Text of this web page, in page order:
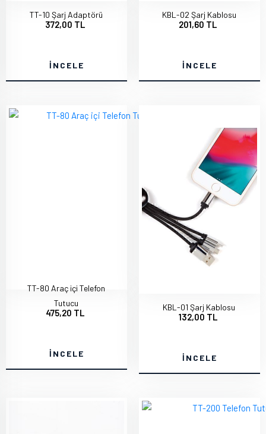
TT-10 Şarj Adaptörü
372,00 TL
İNCELE
KBL-02 Şarj Kablosu
201,60 TL
İNCELE
TT-80 Araç içi Telefon
Tutucu
475,20 TL
İNCELE
KBL-01 Şarj Kablosu
132,00 TL
İNCELE